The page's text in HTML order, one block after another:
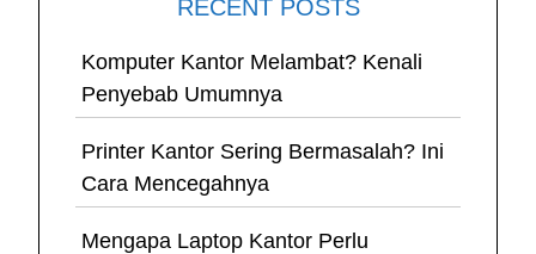
RECENT POSTS
Komputer Kantor Melambat? Kenali
Penyebab Umumnya
Printer Kantor Sering Bermasalah? Ini
Cara Mencegahnya
Mengapa Laptop Kantor Perlu